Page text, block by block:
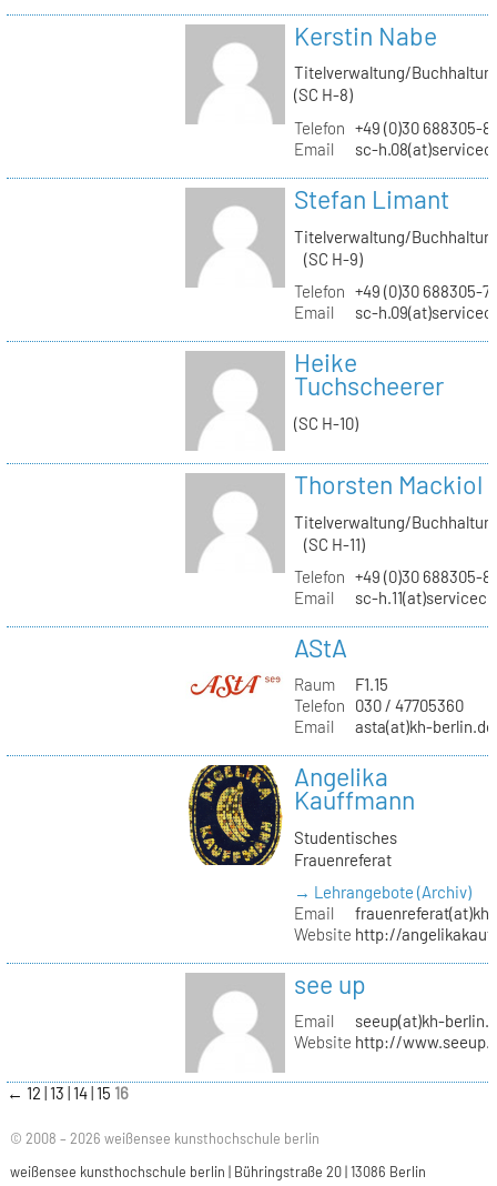
Kerstin Nabe
Titelverwaltung/
(SC H-8)
Telefon +49 (0)30 688305-
Email
sc-
Stefan Limant
Titelverwaltung/
(SC H-9)
Telefon +49 (0)30 688305-
Email
sc-
Heike
Tuchscheerer
(SC H-10)
Thorsten Mackiol
Titelverwaltung/
(SC H-11)
Telefon +49 (0)30 688305-
Email
sc-
AStA
Raum
F1.15
Telefon
030 / 47705360
Email
asta(at)kh-berlin.de
Angelika
Kauffmann
Studentisches
Frauenreferat
→ Lehrangebote (Archiv)
Email
Website http://
see up
Email
seeup(at)kh-
Website http://
← 12 13 14 15 16
© 2008 – 2026 weißensee kunsthochschule berlin
weißensee kunsthochschule berlin | Bühringstraße 20 | 13086 Berlin